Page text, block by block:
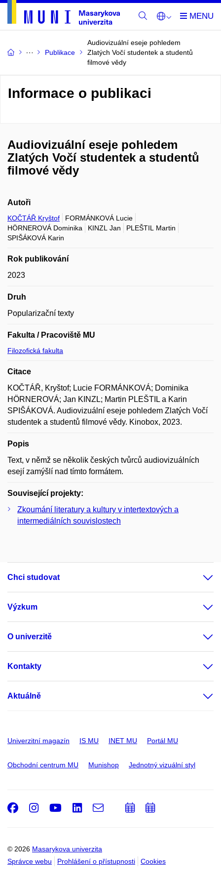
Publikace
Audiovizuální eseje pohledem
Zlatých Vočí studentek a studentů
filmové vědy
Informace o publikaci
Audiovizuální eseje pohledem
Zlatých Vočí studentek a studentů
filmové vědy
Autoři
KOČTÁŘ Kryštof
FORMÁNKOVÁ Lucie
HÖRNEROVÁ Dominika
KINZL Jan
PLEŠTIL Martin
SPIŠÁKOVÁ Karin
Rok publikování
2023
Druh
Popularizační texty
Fakulta / Pracoviště MU
Filozofická fakulta
Citace
KOČTÁŘ, Kryštof; Lucie FORMÁNKOVÁ; Dominika
HÖRNEROVÁ; Jan KINZL; Martin PLEŠTIL a Karin
SPIŠÁKOVÁ. Audiovizuální eseje pohledem Zlatých Vočí
studentek a studentů filmové vědy. Kinobox, 2023.
Popis
Text, v němž se několik českých tvůrců audiovizuálních
esejí zamýšlí nad tímto formátem.
Související projekty:
Zkoumání literatury a kultury v intertextových a
intermediálních souvislostech
Chci studovat
Výzkum
O univerzitě
Kontakty
Aktuálně
Univerzitní magazín IS MU INET MU Portál MU
Obchodní centrum MU Munishop Jednotný vizuální styl
© 2026 Masarykova univerzita
Správce webu
Prohlášení o přístupnosti Cookies
Facebook
Instagram
Youtube
LinkedIn
e-
PřidatPřidat